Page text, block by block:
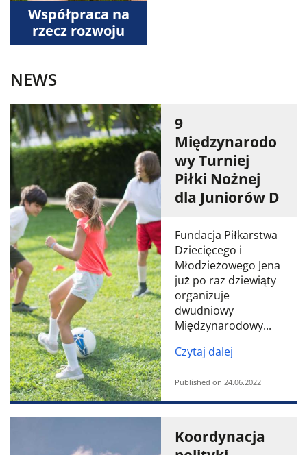
Współpraca na
rzecz rozwoju
NEWS
9
Międzynarodo
wy Turniej
Piłki Nożnej
dla Juniorów D
Fundacja Piłkarstwa
Dziecięcego i
Młodzieżowego Jena
już po raz dziewiąty
organizuje
dwudniowy
Międzynarodowy...
Czytaj dalej
Published on 24.06.2022
Koordynacja